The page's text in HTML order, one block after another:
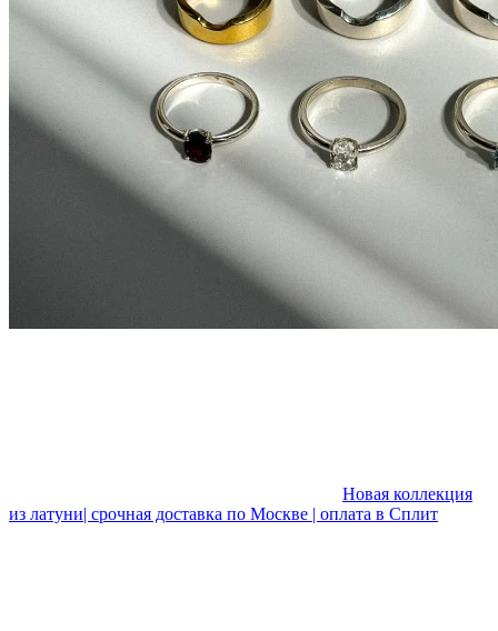
Новая коллекция
из латуни| срочная доставка по Москве | оплата в Сплит